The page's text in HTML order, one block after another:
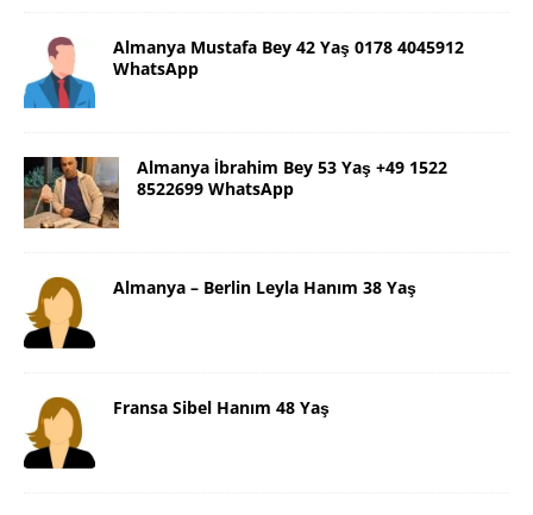
Almanya Mustafa Bey 42 Yaş 0178 4045912
WhatsApp
Almanya İbrahim Bey 53 Yaş +49 1522
8522699 WhatsApp
Almanya – Berlin Leyla Hanım 38 Yaş
Fransa Sibel Hanım 48 Yaş